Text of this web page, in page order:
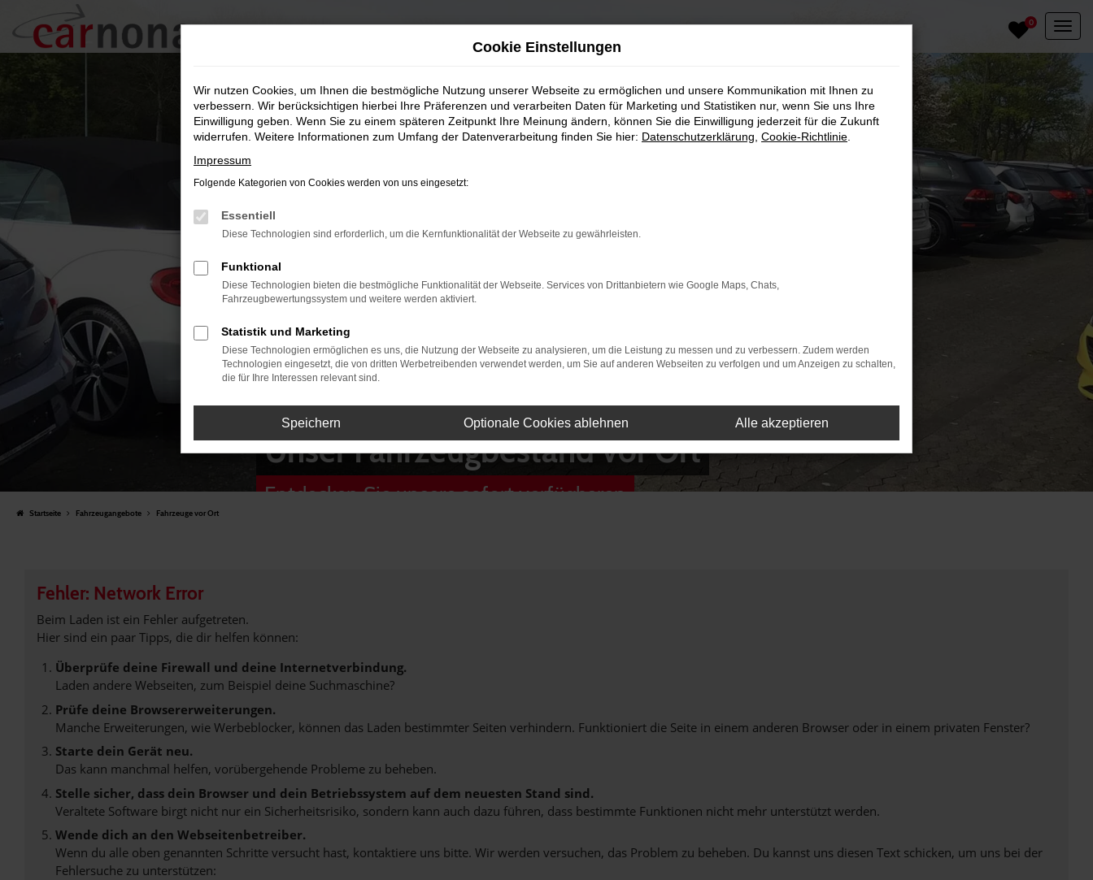
Zum
Hauptinhalt
springen
0
Unser Fahrzeugbestand vor Ort
Entdecken Sie unsere sofort verfügbaren
Startseite Fahrzeugangebote Fahrzeuge vor Ort
Fehler: Network Error
Beim Laden ist ein Fehler aufgetreten.
Hier sind ein paar Tipps, die dir helfen können:
Überprüfe deine Firewall und deine Internetverbindung.
Laden andere Webseiten, zum Beispiel deine Suchmaschine?
Prüfe deine Browsererweiterungen.
Manche Erweiterungen, wie Werbeblocker, können das Laden bestimmter Seiten verhindern. Funktioniert die Seite in einem anderen Browser oder in einem privaten Fenster?
Starte dein Gerät neu.
Das kann manchmal helfen, vorübergehende Probleme zu beheben.
Stelle sicher, dass dein Browser und dein Betriebssystem auf dem neuesten Stand sind.
Veraltete Software birgt nicht nur ein Sicherheitsrisiko, sondern kann auch dazu führen, dass bestimmte Funktionen nicht mehr unterstützt werden.
Wende dich an den Webseitenbetreiber.
Wenn du alle oben genannten Schritte versucht hast, kontaktiere uns bitte. Wir werden versuchen, das Problem zu beheben. Du kannst uns diesen Text schicken, um uns bei der
Fehlersuche zu unterstützen:
Cookie Einstellungen
Wir nutzen Cookies, um Ihnen die bestmögliche Nutzung unserer Webseite zu ermöglichen und unsere Kommunikation mit Ihnen zu
verbessern. Wir berücksichtigen hierbei Ihre Präferenzen und verarbeiten Daten für Marketing und Statistiken nur, wenn Sie uns Ihre
Einwilligung geben. Wenn Sie zu einem späteren Zeitpunkt Ihre Meinung ändern, können Sie die Einwilligung jederzeit für die Zukunft
widerrufen. Weitere Informationen zum Umfang der Datenverarbeitung finden Sie hier: Datenschutzerklärung Cookie-Richtlinie
Impressum
Folgende Kategorien von Cookies werden von uns eingesetzt:
Essentiell
Diese Technologien sind erforderlich, um die Kernfunktionalität der Webseite zu gewährleisten.
Funktional
Diese Technologien bieten die bestmögliche Funktionalität der Webseite. Services von Drittanbietern wie Google Maps, Chats,
Fahrzeugbewertungssystem und weitere werden aktiviert.
Statistik und Marketing
Diese Technologien ermöglichen es uns, die Nutzung der Webseite zu analysieren, um die Leistung zu messen und zu verbessern. Zudem werden
Technologien eingesetzt, die von dritten Werbetreibenden verwendet werden, um Sie auf anderen Webseiten zu verfolgen und um Anzeigen zu schalten,
die für Ihre Interessen relevant sind.
Speichern Optionale Cookies ablehnen Alle akzeptieren